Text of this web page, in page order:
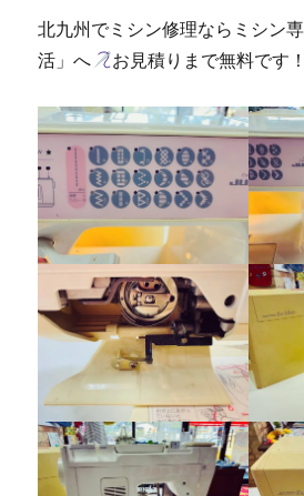
北九州でミシン修理ならミシン
活」へ
お見積りまで無料です！